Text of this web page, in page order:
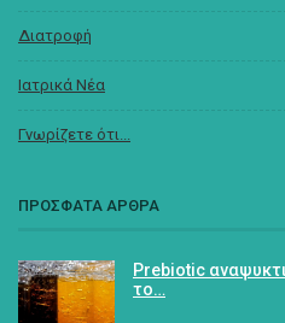
Διατροφή
Ιατρικά Νέα
Γνωρίζετε ότι...
ΠΡΟΣΦΑΤΑ ΑΡΘΡΑ
Prebiotic
το…